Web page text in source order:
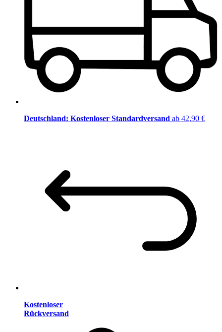
Deutschland: Kostenloser Standardversand ab 42,90 €
Kostenloser
Rückversand